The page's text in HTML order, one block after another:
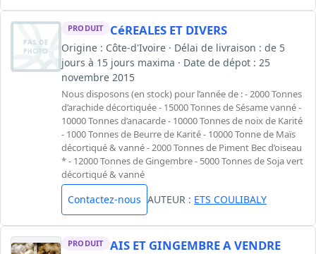
PRODUIT CéREALES ET DIVERS
Origine : Côte-d'Ivoire · Délai de livraison : de 5
jours à 15 jours maxima · Date de dépot : 25
novembre 2015
Nous disposons (en stock) pour l’année de : - 2000 Tonnes
d’arachide décortiquée - 15000 Tonnes de Sésame vanné -
10000 Tonnes d’anacarde - 10000 Tonnes de noix de Karité
- 1000 Tonnes de Beurre de Karité - 10000 Tonne de Maïs
décortiqué & vanné - 2000 Tonnes de Piment Bec d’oiseau
* - 12000 Tonnes de Gingembre - 5000 Tonnes de Soja vert
décortiqué & vanné
Contactez-nous AUTEUR : ETS COULIBALY
PRODUIT AIS ET GINGEMBRE A VENDRE